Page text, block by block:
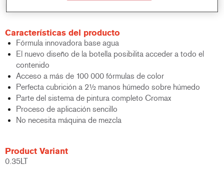
Características del producto
Fórmula innovadora base agua
El nuevo diseño de la botella posibilita acceder a todo el
contenido
Acceso a más de 100 000 fórmulas de color
Perfecta cubrición a 2½ manos húmedo sobre húmedo
Parte del sistema de pintura completo Cromax
Proceso de aplicación sencillo
No necesita máquina de mezcla
Product Variant
0.35LT